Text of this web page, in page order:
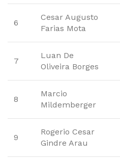
6
Cesar Augusto
Farias Mota
7
Luan De
Oliveira Borges
8
Marcio
Mildemberger
9
Rogerio Cesar
Gindre Arau